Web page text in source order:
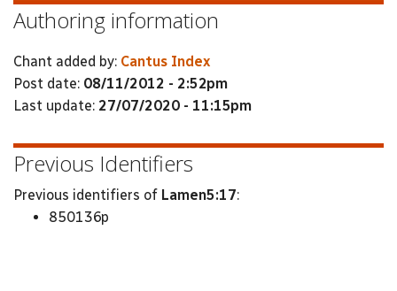
Authoring information
Chant added by: Cantus Index
Post date: 08/11/2012 - 2:52pm
Last update: 27/07/2020 - 11:15pm
Previous Identifiers
Previous identifiers of Lamen5:17:
850136p